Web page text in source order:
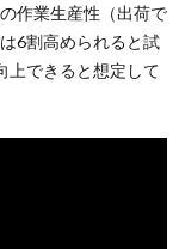
作業生産性（出荷で
6割高められると試
上できると想定して